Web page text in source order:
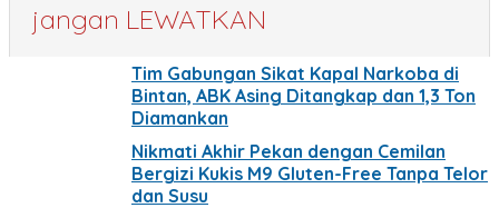
jangan LEWATKAN
Tim Gabungan Sikat Kapal Narkoba di
Bintan, ABK Asing Ditangkap dan 1,3 Ton
Diamankan
Nikmati Akhir Pekan dengan Cemilan
Bergizi Kukis M9 Gluten-Free Tanpa Telor
dan Susu